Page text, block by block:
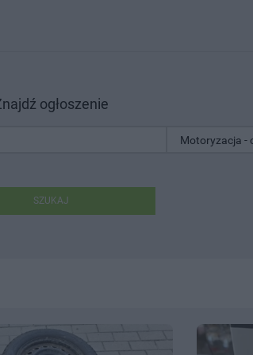
ogłoszenie
SZUKAJ